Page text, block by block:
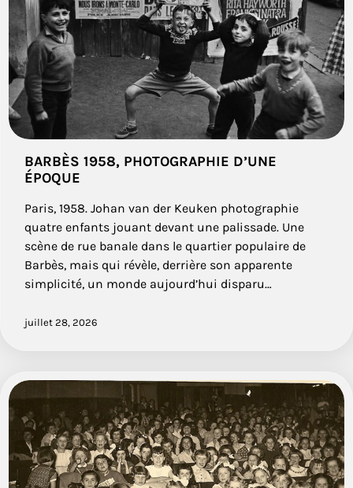
BARBÈS 1958, PHOTOGRAPHIE D’UNE
ÉPOQUE
Paris, 1958. Johan van der Keuken photographie
quatre enfants jouant devant une palissade. Une
scène de rue banale dans le quartier populaire de
Barbès, mais qui révèle, derrière son apparente
simplicité, un monde aujourd’hui disparu…
juillet 28, 2026